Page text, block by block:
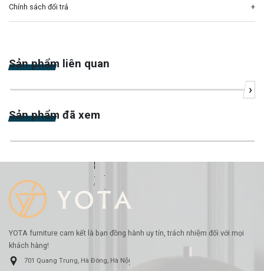
Chính sách đổi trả
Sản phẩm liên quan
›
Sản phẩm đã xem
YOTA furniture cam kết là bạn đồng hành uy tín, trách nhiệm đối với mọi
khách hàng!
701 Quang Trung, Hà Đông, Hà Nội